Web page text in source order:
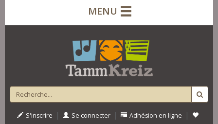
MENU
S'inscrire | Se connecter | Adhésion en ligne |